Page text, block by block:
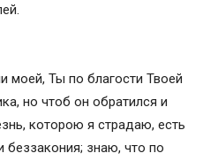
моей, Ты по благости Твоей
но чтоб он обратился и
которою я страдаю, есть
беззакония; знаю, что по